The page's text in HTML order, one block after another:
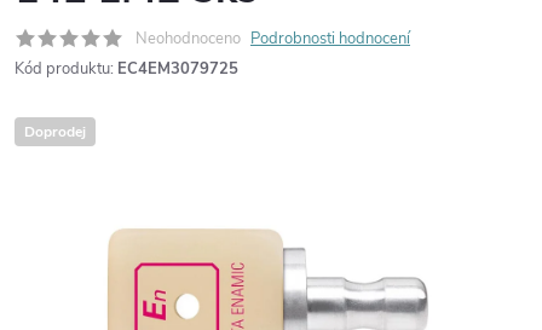
Neohodnoceno Podrobnosti hodnocení
Kód produktu: EC4EM3079725
Doprodej